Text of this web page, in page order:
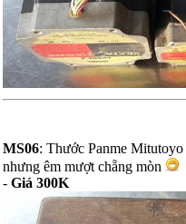
MS06: Thước Panme Mitutoyo
nhưng êm mượt chẵng mòn
- Giá 300K